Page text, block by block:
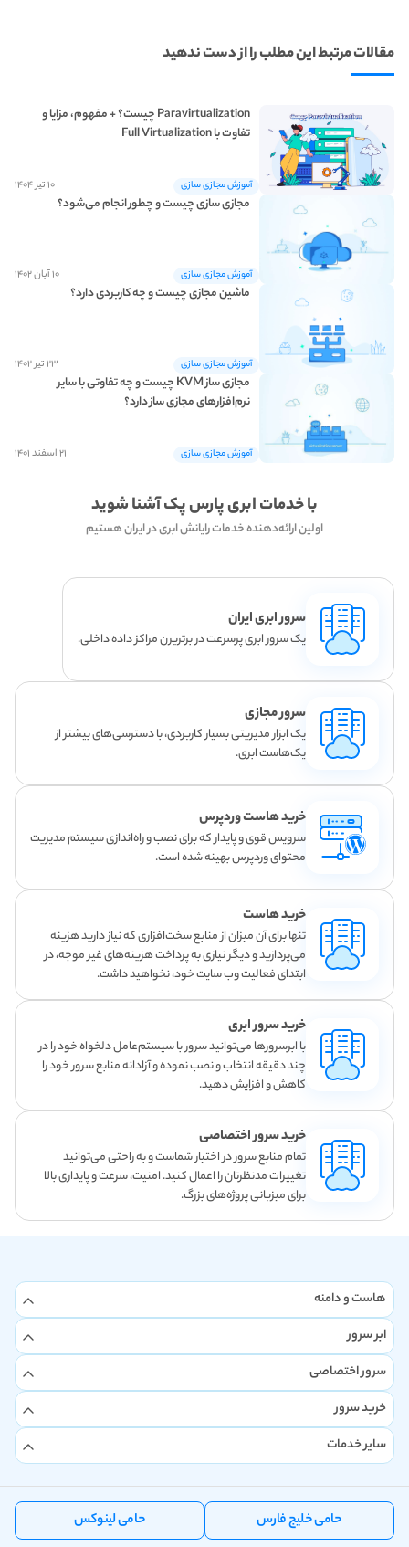
مقالات مرتبط این مطلب را از دست ندهید
آموزش مجازی سازی ۱۰ تیر ۱۴۰۴
Paravirtualization چیست؟ + مفهوم، مزایا و
تفاوت با Full Virtualization
آموزش مجازی سازی ۱۰ آبان ۱۴۰۲
مجازی‌ سازی چیست و چطور انجام می‌شود؟
آموزش مجازی سازی ۲۳ تیر ۱۴۰۲
ماشین مجازی چیست و چه کاربردی دارد؟
آموزش مجازی سازی ۲۱ اسفند ۱۴۰۱
مجازی ساز KVM چیست و چه تفاوتی با سایر
نرم‌افزارهای مجازی ساز دارد؟
با خدمات ابری پارس پک آشنا شوید
اولین ارائه‌دهنده خدمات رایانش ابری در ایران هستیم
سرور ابری ایران
یک سرور ابری پرسرعت در برتریرن مراکز داده داخلی.
سرور مجازی
یک ابزار مدیریتی بسیار کاربردی، با دسترسی‌های بیشتر از
یک‌هاست ابری.
خرید هاست وردپرس
سرویس قوی و پایدار که برای نصب و راه‌اندازی سیستم مدیریت
محتوای وردپرس بهینه شده است.
خرید هاست
تنها برای آن میزان از منابع سخت‌افزاری که نیاز دارید هزینه
می‌پردازید و دیگر نیازی به پرداخت هزینه‌های غیر موجه، در
ابتدای فعالیت وب سایت خود، نخواهید داشت.
خرید سرور ابری
با ابرسرورها می‌توانید سرور با سیستم‌عامل دلخواه خود را در
چند دقیقه انتخاب و نصب نموده و آزادانه منابع سرور خود را
کاهش و افزایش دهید.
خرید سرور اختصاصی
تمام منابع سرور در اختیار شماست و به راحتی می‌توانید
تغییرات مدنظرتان را اعمال کنید. امنیت، سرعت و پایداری بالا
برای میزبانی پروژه‌های بزرگ.
هاست و دامنه
ابر سرور
سرور اختصاصی
خرید سرور
سایر خدمات
حامی خلیج فارس حامی لینوکس